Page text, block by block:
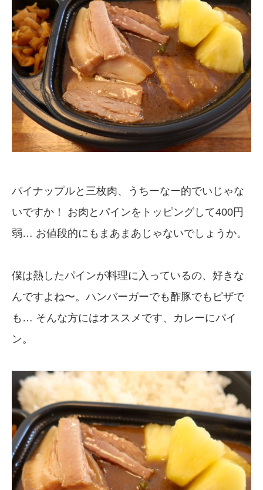
パイナップルと三枚肉、うちーなー的でいじゃな
いですか！ お肉とパインをトッピングして400円
弱… お値段的にもまあまあじゃないでしょうか。
僕は熱したパインが料理に入っているの、好きな
んですよね〜。ハンバーガーでも酢豚でもピザで
も… そんな方にはオススメです、カレーにパイ
ン。